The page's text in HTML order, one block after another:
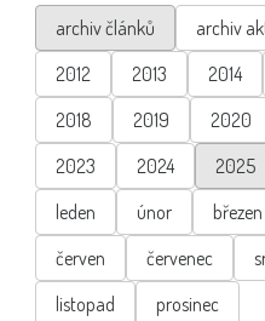
archiv článků
archiv
2012
2013 2014
2018
2019 2020
2023
2024 2025
leden
únor březen
červen
červenec
listopad
prosinec